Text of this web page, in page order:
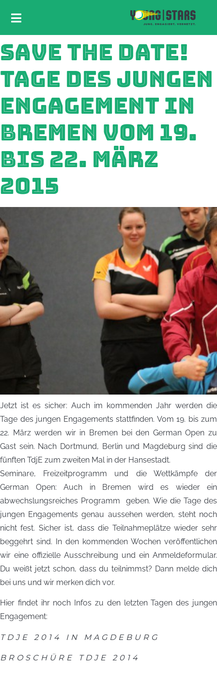
SAVE THE DATE!
TAGE DES JUNGEN
ENGAGEMENT IN
BREMEN VOM 19.
BIS 22. MÄRZ
2015
Jetzt ist es sicher: Auch im kommenden Jahr werden die
Tage des jungen Engagements stattfinden. Vom 19. bis zum
22. März werden wir in Bremen bei den German Open zu
Gast sein. Nach Dortmund, Berlin und Magdeburg sind die
fünften TdjE zum zweiten Mal in der Hansestadt.
Seminare, Freizeitprogramm und die Wettkämpfe der
German Open: Auch in Bremen wird es wieder ein
abwechslungsreiches Programm geben. Wie die Tage des
jungen Engagements genau aussehen werden, steht noch
nicht fest. Sicher ist, dass die Teilnahmeplätze wieder sehr
beggehrt sind. In den kommenden Wochen veröffentlichen
wir eine offizielle Ausschreibung und ein Anmeldeformular.
Du weißt jetzt schon, dass du teilnimmst? Dann melde dich
bei uns und wir merken dich vor.
Hier findet ihr noch Infos zu den letzten Tagen des jungen
Engagement:
TDJE 2014 IN MAGDEBURG
BROSCHÜRE TDJE 2014